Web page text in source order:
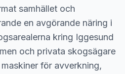
samhället och
en avgörande näring i
kring Iggesund
och privata skogsägare
för avverkning,